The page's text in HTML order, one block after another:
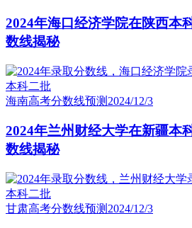
2024年海口经济学院在陕西本
数线揭秘
海南高考分数线预测 2024/12/3
2024年兰州财经大学在新疆本
数线揭秘
甘肃高考分数线预测 2024/12/3